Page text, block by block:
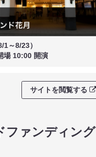
1～8/23）
場 10:00 開演
サイトを閲覧する
ファンディング